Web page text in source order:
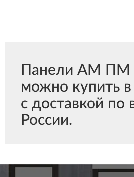
Панели АМ ПМ
можно купить
с доставкой по
России.